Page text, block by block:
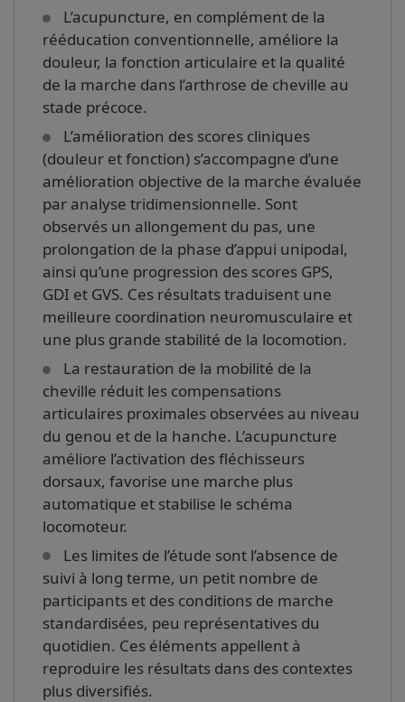
L’acupuncture, en complément de la
rééducation conventionnelle, améliore la
douleur, la fonction articulaire et la qualité
de la marche dans l’arthrose de cheville au
stade précoce.
L’amélioration des scores cliniques
(douleur et fonction) s’accompagne d’une
amélioration objective de la marche évaluée
par analyse tridimensionnelle. Sont
observés un allongement du pas, une
prolongation de la phase d’appui unipodal,
ainsi qu’une progression des scores GPS,
GDI et GVS. Ces résultats traduisent une
meilleure coordination neuromusculaire et
une plus grande stabilité de la locomotion.
La restauration de la mobilité de la
cheville réduit les compensations
articulaires proximales observées au niveau
du genou et de la hanche. L’acupuncture
améliore l’activation des fléchisseurs
dorsaux, favorise une marche plus
automatique et stabilise le schéma
locomoteur.
Les limites de l’étude sont l’absence de
suivi à long terme, un petit nombre de
participants et des conditions de marche
standardisées, peu représentatives du
quotidien. Ces éléments appellent à
reproduire les résultats dans des contextes
plus diversifiés.